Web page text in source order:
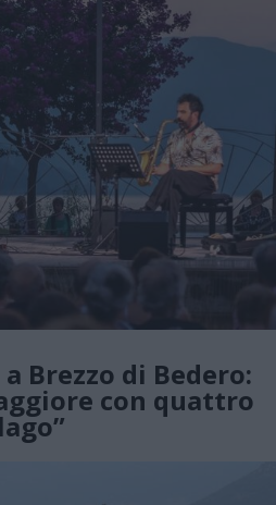
Brezzo di Bedero:
con quattro